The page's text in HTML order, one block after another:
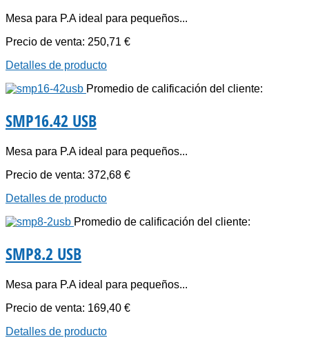
Mesa para P.A ideal para pequeños...
Precio de venta: 250,71 €
Detalles de producto
Promedio de calificación del cliente:
SMP16.42 USB
Mesa para P.A ideal para pequeños...
Precio de venta: 372,68 €
Detalles de producto
Promedio de calificación del cliente:
SMP8.2 USB
Mesa para P.A ideal para pequeños...
Precio de venta: 169,40 €
Detalles de producto